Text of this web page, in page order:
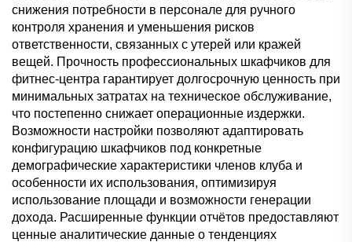
снижения потребности в персонале для ручного
контроля хранения и уменьшения рисков
ответственности, связанных с утерей или кражей
вещей. Прочность профессиональных шкафчиков для
фитнес-центра гарантирует долгосрочную ценность при
минимальных затратах на техническое обслуживание,
что постепенно снижает операционные издержки.
Возможности настройки позволяют адаптировать
конфигурацию шкафчиков под конкретные
демографические характеристики членов клуба и
особенности их использования, оптимизируя
использование площади и возможности генерации
дохода. Расширенные функции отчётов предоставляют
ценные аналитические данные о тенденциях